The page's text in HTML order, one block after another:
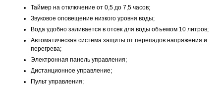
Таймер на отключение от 0,5 до 7,5 часов;
Звуковое оповещение низкого уровня воды;
Вода удобно заливается в отсек для воды объемом 10 литров;
Автоматическая система защиты от перепадов напряжения и
перегрева;
Электронная панель управления;
Дистанционное управление;
Пульт управления;